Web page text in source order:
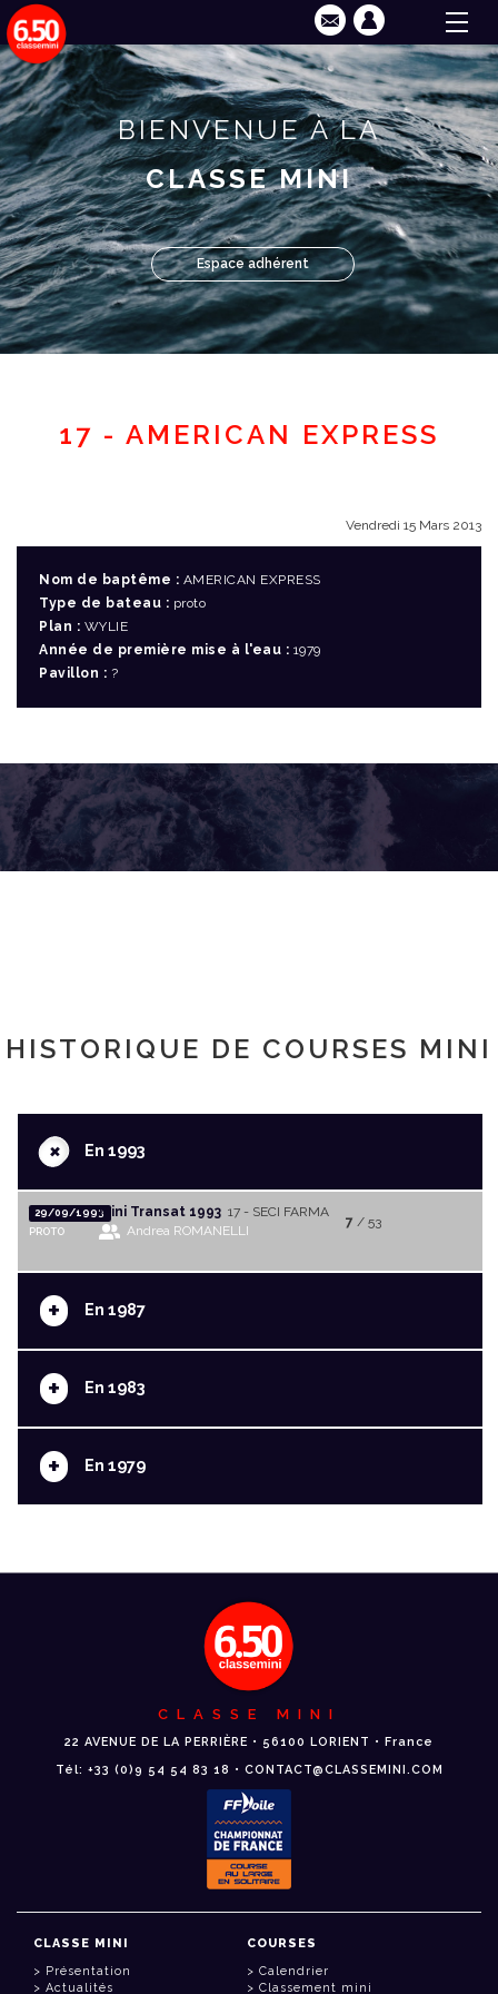
BIENVENUE À LA
CLASSE MINI
Espace adhérent
17 - AMERICAN EXPRESS
Vendredi 15 Mars 2013
Nom de baptême : AMERICAN EXPRESS
Type de bateau : proto
Plan : WYLIE
Année de première mise à l'eau : 1979
Pavillon : ?
HISTORIQUE DE COURSES MINI
+En 1993
29/09/1993
PROTO
Mini Transat 1993 17 - SECI FARMA
Andrea ROMANELLI
7 / 53
+ En 1987
+ En 1983
+ En 1979
CLASSE MINI
22 AVENUE DE LA PERRIÈRE • 56100 LORIENT • France
Tél: +33 (0)9 54 54 83 18 • CONTACT@CLASSEMINI.COM
CLASSE MINI
Présentation
Actualités
COURSES
Calendrier
Classement mini